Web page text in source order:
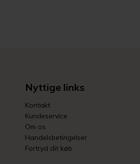
Nyttige links
Kontakt
Kundeservice
Om os
Handelsbetingelser
Fortryd dit køb